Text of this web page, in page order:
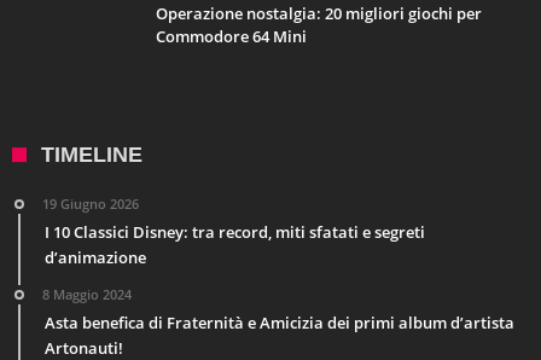
Operazione nostalgia: 20 migliori giochi per
Commodore 64 Mini
TIMELINE
19 Giugno 2026
I 10 Classici Disney: tra record, miti sfatati e segreti
d’animazione
8 Maggio 2024
Asta benefica di Fraternità e Amicizia dei primi album d’artista
Artonauti!